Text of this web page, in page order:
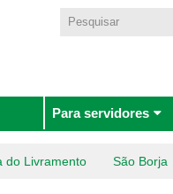
Para servidores
do Livramento São Borja